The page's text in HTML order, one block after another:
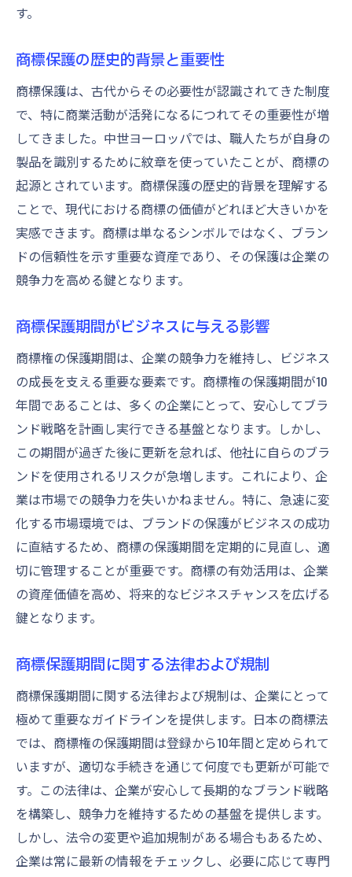
商標の保護期間が切れた場合のリスクと対策を
考える
商標未更新によるビジネスリスク
商標権喪失後の再取得の難しさ
競合他社による商標使用の可能性
期限切れ商標に対する緊急対策
商標保護期間切れを防ぐための予防策
商標権喪失後のブランド再構築戦略
商標の保護期間を最大限に活用するための戦略
商標保護期間中のライセンス戦略
商標を利用したマーケティング施策
商標保護期間中に新しい市場を開拓する方
法
商標保護期間を通じた競争優位性の確保
商標保護と企業価値の向上戦略
商標権更新の重要性とそのプロセスを詳しく解
説
商標権更新の基本ステップ
商標権更新における法的要件
商標権更新のための準備と計画
商標権更新に関連するコスト管理
商標権更新の成功事例と学び
商標の保護期間中にブランド価値を高める方法
商標を活かしたブランド拡張戦略
商標を用いた新製品開発のアイデア
顧客への商標認知度向上施策
商標を利用したオムニチャネルアプローチ
商標を通じたブランドストーリーテリング
商標保護期間中の顧客ロイヤリティ向上策
す。
商標保護の歴史的背景と重要性
商標保護は、古代からその必要性が認識されてきた制度
で、特に商業活動が活発になるにつれてその重要性が増
してきました。中世ヨーロッパでは、職人たちが自身の
製品を識別するために紋章を使っていたことが、商標の
起源とされています。商標保護の歴史的背景を理解する
ことで、現代における商標の価値がどれほど大きいかを
実感できます。商標は単なるシンボルではなく、ブラン
ドの信頼性を示す重要な資産であり、その保護は企業の
競争力を高める鍵となります。
商標保護期間がビジネスに与える影響
商標権の保護期間は、企業の競争力を維持し、ビジネス
の成長を支える重要な要素です。商標権の保護期間が10
年間であることは、多くの企業にとって、安心してブラ
ンド戦略を計画し実行できる基盤となります。しかし、
この期間が過ぎた後に更新を怠れば、他社に自らのブラ
ンドを使用されるリスクが急増します。これにより、企
業は市場での競争力を失いかねません。特に、急速に変
化する市場環境では、ブランドの保護がビジネスの成功
に直結するため、商標の保護期間を定期的に見直し、適
切に管理することが重要です。商標の有効活用は、企業
の資産価値を高め、将来的なビジネスチャンスを広げる
鍵となります。
商標保護期間に関する法律および規制
商標保護期間に関する法律および規制は、企業にとって
極めて重要なガイドラインを提供します。日本の商標法
では、商標権の保護期間は登録から10年間と定められて
いますが、適切な手続きを通じて何度でも更新が可能で
す。この法律は、企業が安心して長期的なブランド戦略
を構築し、競争力を維持するための基盤を提供します。
しかし、法令の変更や追加規制がある場合もあるため、
企業は常に最新の情報をチェックし、必要に応じて専門